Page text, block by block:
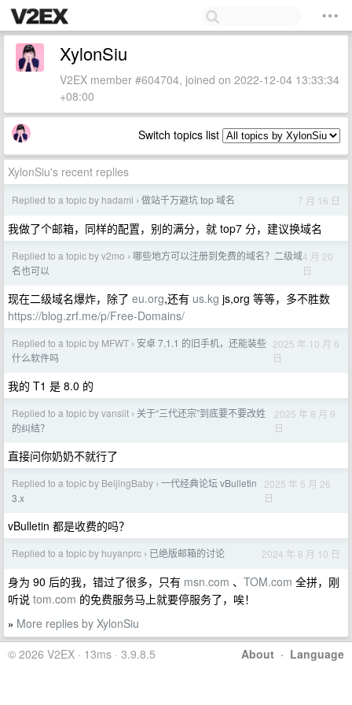
XylonSiu
V2EX member #604704, joined on 2022-12-04 13:33:34
+08:00
Switch topics list
XylonSiu's recent replies
Replied to a topic by hadami › 做站千万避坑 top 域名 7 月 16 日
我做了个邮箱，同样的配置，别的满分，就 top7 分，建议换域名
Replied to a topic by v2mo › 哪些地方可以注册到免费的域名？二级域
名也可以
4 月 20
日
现在二级域名爆炸，除了 eu.org,还有 us.kg js,org 等等，多不胜数
https://blog.zrf.me/p/Free-Domains/
Replied to a topic by MFWT › 安卓 7.1.1 的旧手机，还能装些
什么软件吗
2025 年 10 月 6
日
我的 T1 是 8.0 的
Replied to a topic by vansiit › 关于“三代还宗”到底要不要改姓
的纠结？
2025 年 8 月 9
日
直接问你奶奶不就行了
Replied to a topic by BeijingBaby › 一代经典论坛 vBulletin
3.x
2025 年 5 月 26
日
vBulletin 都是收费的吗？
Replied to a topic by huyanprc › 已绝版邮箱的讨论 2024 年 8 月 10 日
身为 90 后的我，错过了很多，只有 msn.com 、 TOM.com 全拼，刚
听说 tom.com 的免费服务马上就要停服务了，唉！
» More replies by XylonSiu
About · Language
© 2026 V2EX · 13ms · 3.9.8.5